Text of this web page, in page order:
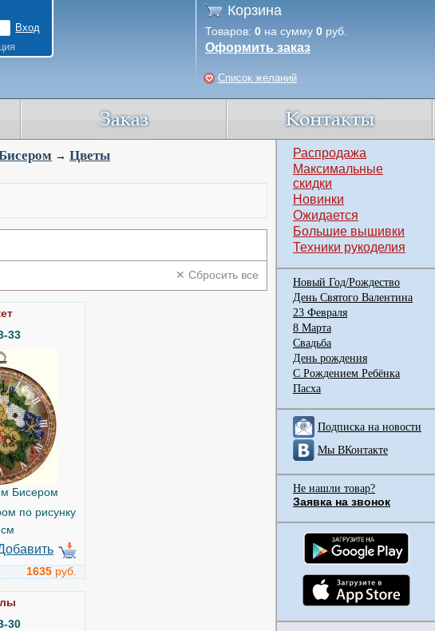
Корзина
Товаров: 0 на сумму 0 руб.
Оформить заказ
Список желаний
→ Цветы
✕ Сбросить все
33
Бисером
по рисунку
1635 руб.
30
Распродажа
Максимальные
скидки
Новинки
Ожидается
Большие вышивки
Техники рукоделия
Новый Год/Рождество
День Святого Валентина
23 Февраля
8 Марта
Свадьба
День рождения
С Рождением Ребёнка
Пасха
Подписка на новости
Мы ВКонтакте
Не нашли товар?
Заявка на звонок